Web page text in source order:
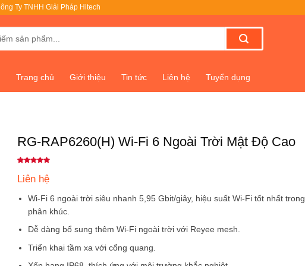
Ty TNHH Giải Pháp Hitech
Trang chủ Giới thiệu Tin tức Liên hệ Tuyển dụng
RG-RAP6260(H) Wi-Fi 6 Ngoài Trời Mật Độ Cao
dựa trên
đánh giá
Liên hệ
Wi-Fi 6 ngoài trời siêu nhanh 5,95 Gbit/giây, hiệu suất Wi-Fi tốt nhất trong
phân khúc.
Dễ dàng bổ sung thêm Wi-Fi ngoài trời với Reyee mesh.
Triển khai tầm xa với cổng quang.